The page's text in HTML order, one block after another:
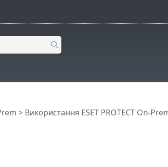
> Використання ESET PROTECT On-